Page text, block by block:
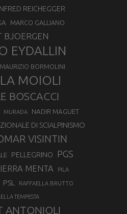
REICHEGGER
MARCO GALLIANO
BJOERGEN
EYDALLIN
MAURIZIO BORMOLINI
MOIOLI
BOSCACCI
MURADA NADIR MAGUET
DI SCIALPINISMO
VISINTIN
PELLEGRINO PGS
MENTA PILA
PSL RAFFAELLA BRUTTO
TEMPESTA
ANTONIOLI